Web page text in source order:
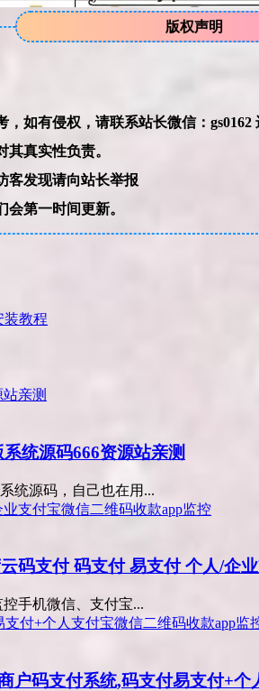
版权声明
本
真实性负责。
客发现请向站长举报
第一时间更新。
装教程
统源码666资源站亲测
统源码，自己也在用...
码支付 码支付 易支付 个人/企
手机微信、支付宝...
户码支付系统,码支付易支付+